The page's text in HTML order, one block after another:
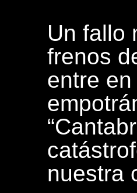
Un fallo
frenos
entre
nuestra